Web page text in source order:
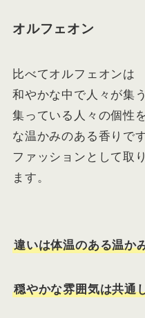
オルフェオン
比べてオルフェオンは
和やかな中で人々が集
集っている人々の個性
な温かみのある香りです
ファッションとして取
ます。
違いは体温のある温か
穏やかな雰囲気は共通